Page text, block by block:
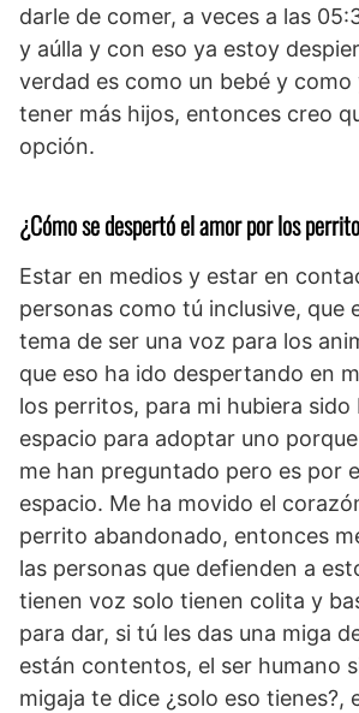
darle de comer, a veces a las
y aúlla y con eso ya estoy
verdad es como un bebé y como
tener más hijos, entonces creo
opción.
¿Cómo se despertó el amor por los
Estar en medios y estar en
personas como tú inclusive, que
tema de ser una voz para los
que eso ha ido despertando en
los perritos, para mi hubiera sido
espacio para adoptar uno
me han preguntado pero es por
espacio. Me ha movido el
perrito abandonado, entonces
las personas que defienden a
tienen voz solo tienen colita y
para dar, si tú les das una miga
están contentos, el ser humano
migaja te dice ¿solo eso tienes?,